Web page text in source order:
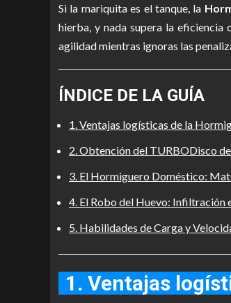
Si la mariquita es el tanque, la
hierba, y nada supera la
agilidad mientras ignoras las
ÍNDICE DE LA GUÍA
1. Ventajas logísticas de la
2. Obtención del TURBODisco
3. El Hormiguero Doméstico:
4. El Robo del Huevo: Infiltración
5. Habilidades de Carga y
1. Ventajas